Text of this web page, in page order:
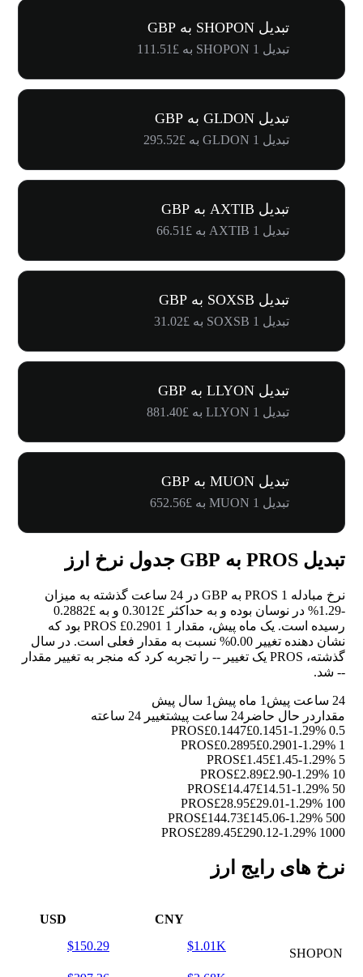
تبدیل SHOPON به GBP
تبدیل 1 SHOPON به £111.51
تبدیل GLDON به GBP
تبدیل 1 GLDON به £295.52
تبدیل AXTIB به GBP
تبدیل 1 AXTIB به £66.51
تبدیل SOXSB به GBP
تبدیل 1 SOXSB به £31.02
تبدیل LLYON به GBP
تبدیل 1 LLYON به £881.40
تبدیل MUON به GBP
تبدیل 1 MUON به £652.56
تبدیل PROS به GBP جدول نرخ ارز
نرخ مبادله 1 PROS به GBP در 24 ساعت گذشته به میزان
-1.29%
در نوسان بوده و به حداکثر £0.3012 و به £0.2882
رسیده است. یک ماه پیش، مقدار 1 PROS £0.2901 بود که
نشان دهنده تغییر 0.00%
نسبت به مقدار فعلی است. در سال
گذشته، PROS یک تغییر
-- را تجربه کرد که منجر به تغییر مقدار
-- شد.
24 ساعت پیش 1 ماه پیش
1 سال پیش
مقدار در حال حاضر 24 ساعت پیش
تغییر 24 ساعته
0.5 PROS
£0.1447£0.1451-1.29%
1 PROS
£0.2895£0.2901-1.29%
5 PROS
£1.45£1.45-1.29%
10 PROS
£2.89£2.90-1.29%
50 PROS
£14.47£14.51-1.29%
100 PROS
£28.95£29.01-1.29%
500 PROS
£144.73£145.06-1.29%
1000 PROS
£289.45£290.12-1.29%
نرخ های رایج ارز
CNY
USD
SHOPON
$1.01K
$150.29